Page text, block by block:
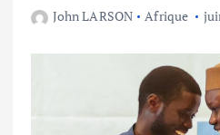
John LARSON Afrique